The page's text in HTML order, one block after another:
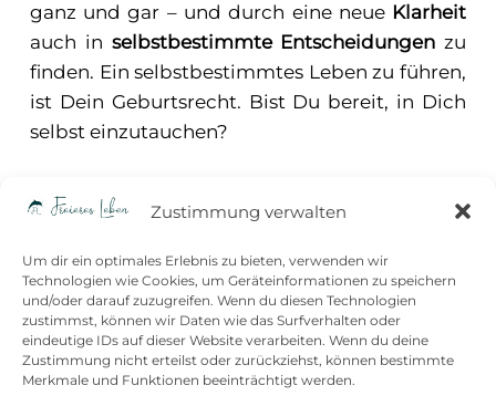
Zustimmung verwalten
Um dir ein optimales Erlebnis zu bieten, verwenden wir
Technologien wie Cookies, um Geräteinformationen zu speichern
und/oder darauf zuzugreifen. Wenn du diesen Technologien
zustimmst, können wir Daten wie das Surfverhalten oder
eindeutige IDs auf dieser Website verarbeiten. Wenn du deine
Zustimmung nicht erteilst oder zurückziehst, können bestimmte
Merkmale und Funktionen beeinträchtigt werden.
ganz und gar – und durch eine neue Klarheit
auch in selbstbestimmte Entscheidungen zu
finden. Ein selbstbestimmtes Leben zu führen,
ist Dein Geburtsrecht. Bist Du bereit, in Dich
selbst einzutauchen?